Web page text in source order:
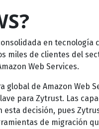
en tecnología
miles de clientes del
Web Services.
global de Amazon Web
para Zytrust. Las
esta decisión, pues
de migración